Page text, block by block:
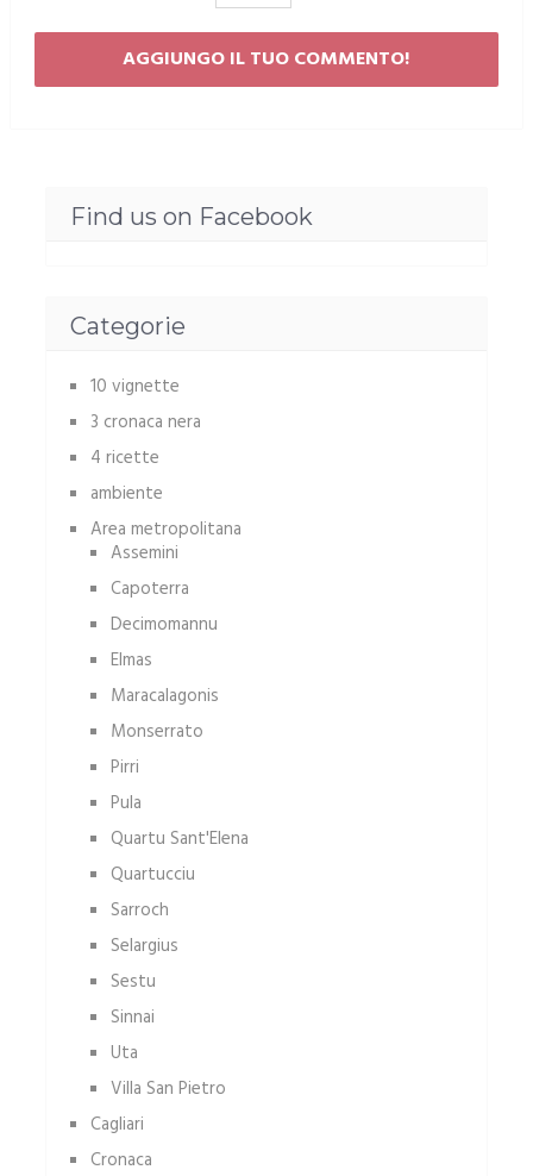
Find us on Facebook
Categorie
10 vignette
3 cronaca nera
4 ricette
ambiente
Area metropolitana
Assemini
Capoterra
Decimomannu
Elmas
Maracalagonis
Monserrato
Pirri
Pula
Quartu Sant'Elena
Quartucciu
Sarroch
Selargius
Sestu
Sinnai
Uta
Villa San Pietro
Cagliari
Cronaca